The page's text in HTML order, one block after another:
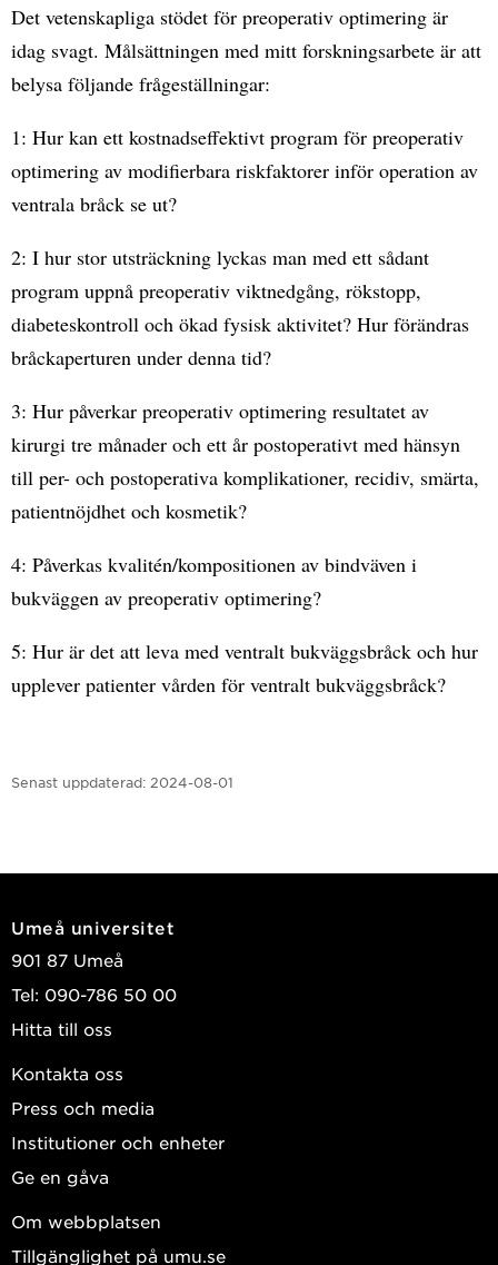
Det vetenskapliga stödet för preoperativ optimering är
idag svagt. Målsättningen med mitt forskningsarbete är att
belysa följande frågeställningar:
1: Hur kan ett kostnadseffektivt program för preoperativ
optimering av modifierbara riskfaktorer inför operation av
ventrala bråck se ut?
2: I hur stor utsträckning lyckas man med ett sådant
program uppnå preoperativ viktnedgång, rökstopp,
diabeteskontroll och ökad fysisk aktivitet? Hur förändras
bråckaperturen under denna tid?
3: Hur påverkar preoperativ optimering resultatet av
kirurgi tre månader och ett år postoperativt med hänsyn
till per- och postoperativa komplikationer, recidiv, smärta,
patientnöjdhet och kosmetik?
4: Påverkas kvalitén/kompositionen av bindväven i
bukväggen av preoperativ optimering?
5: Hur är det att leva med ventralt bukväggsbråck och hur
upplever patienter vården för ventralt bukväggsbråck?
Senast uppdaterad: 2024-08-01
Umeå universitet
901 87 Umeå
Tel: 090-786 50 00
Hitta till oss
Kontakta oss
Press och media
Institutioner och enheter
Ge en gåva
Om webbplatsen
Tillgänglighet på umu.se